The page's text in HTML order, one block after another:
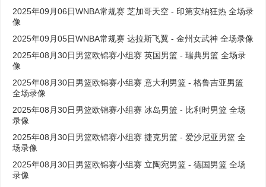
2025年09月06日WNBA常规赛 芝加哥天空 - 印第安纳狂热 全场录
像
2025年09月05日WNBA常规赛 达拉斯飞翼 - 金州女武神 全场录像
2025年08月30日男篮欧锦赛小组赛 英国男篮 - 瑞典男篮 全场录
像
2025年08月30日男篮欧锦赛小组赛 意大利男篮 - 格鲁吉亚男篮
全场录像
2025年08月30日男篮欧锦赛小组赛 冰岛男篮 - 比利时男篮 全场
录像
2025年08月30日男篮欧锦赛小组赛 捷克男篮 - 爱沙尼亚男篮 全
场录像
2025年08月30日男篮欧锦赛小组赛 立陶宛男篮 - 德国男篮 全场
录像